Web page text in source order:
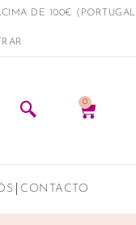
DE 100€ (PORTUGAL
0
CONTACTO